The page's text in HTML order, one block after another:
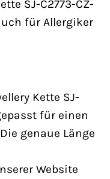
SJ-C2773-CZ-
für Allergiker
Kette SJ-
für einen
genaue Länge
Website